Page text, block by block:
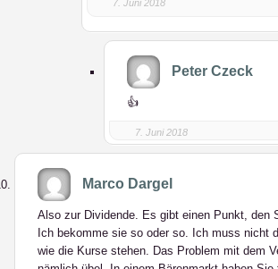
7. Juni 2018
Peter Czeck
👍
7. Juni 2018
Marco Dargel
Also zur Dividende. Es gibt einen Punkt, den
Ich bekomme sie so oder so. Ich muss nicht
wie die Kurse stehen. Das Problem mit dem